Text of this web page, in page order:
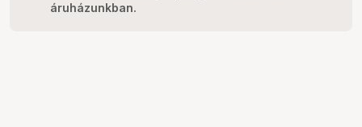
áruházunkban.